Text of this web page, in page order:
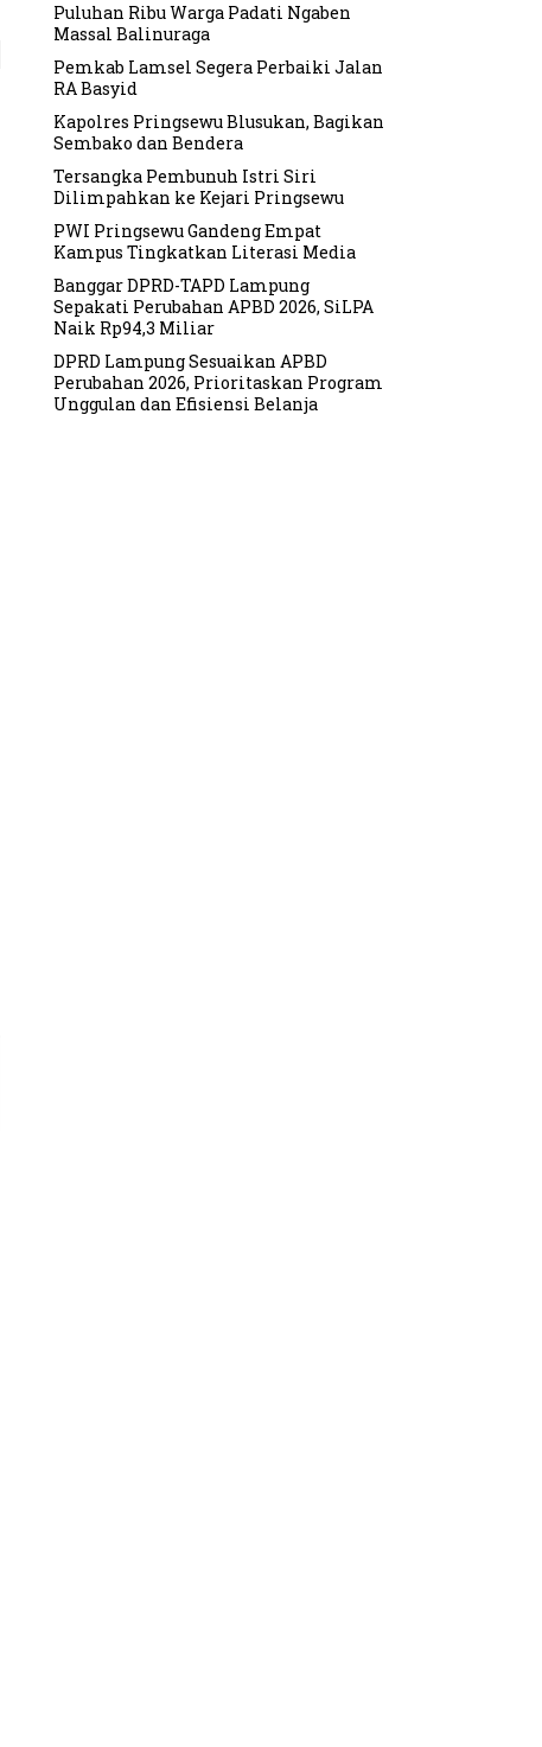
Puluhan Ribu Warga Padati Ngaben
Massal Balinuraga
Pemkab Lamsel Segera Perbaiki Jalan
RA Basyid
Kapolres Pringsewu Blusukan, Bagikan
Sembako dan Bendera
Tersangka Pembunuh Istri Siri
Dilimpahkan ke Kejari Pringsewu
PWI Pringsewu Gandeng Empat
Kampus Tingkatkan Literasi Media
Banggar DPRD-TAPD Lampung
Sepakati Perubahan APBD 2026, SiLPA
Naik Rp94,3 Miliar
DPRD Lampung Sesuaikan APBD
Perubahan 2026, Prioritaskan Program
Unggulan dan Efisiensi Belanja